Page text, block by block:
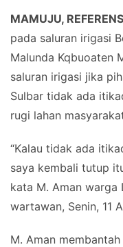
MAMUJU,
pada saluran irigasi
Malunda Kqbuoaten
saluran irigasi jika
Sulbar tidak ada
rugi lahan
“Kalau tidak ada
saya kembali tutup
kata M. Aman warga
wartawan, Senin, 11
M. Aman